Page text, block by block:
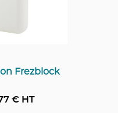
Frezblock
€ HT